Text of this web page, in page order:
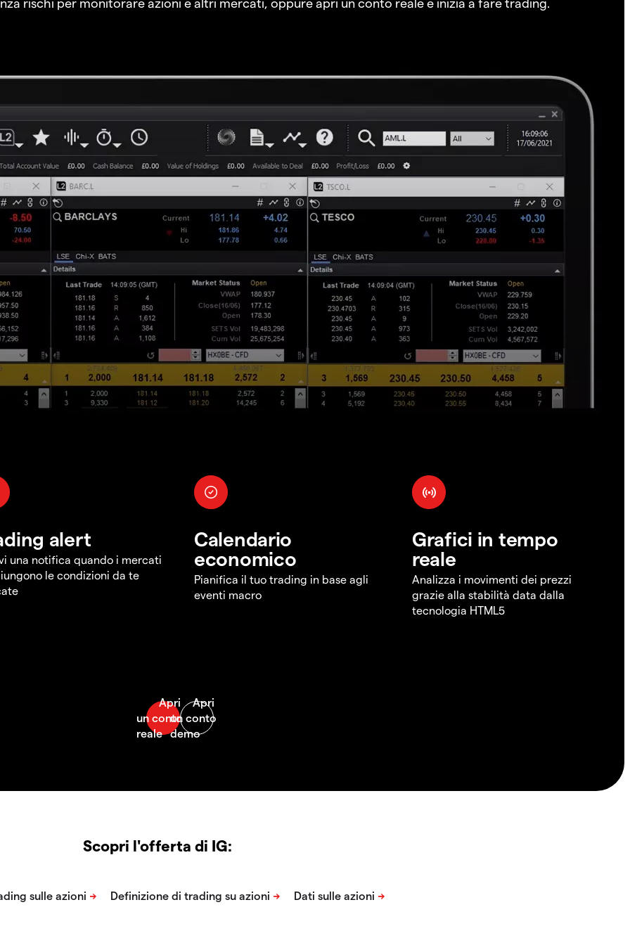
alert
una notifica quando i mercati
le condizioni da te
Calendario
economico
Pianifica il tuo trading in base agli
eventi macro
Grafici in tempo
reale
Analizza i movimenti dei prezzi
grazie alla stabilità data dalla
tecnologia HTML5
Scopri l'offerta di IG: